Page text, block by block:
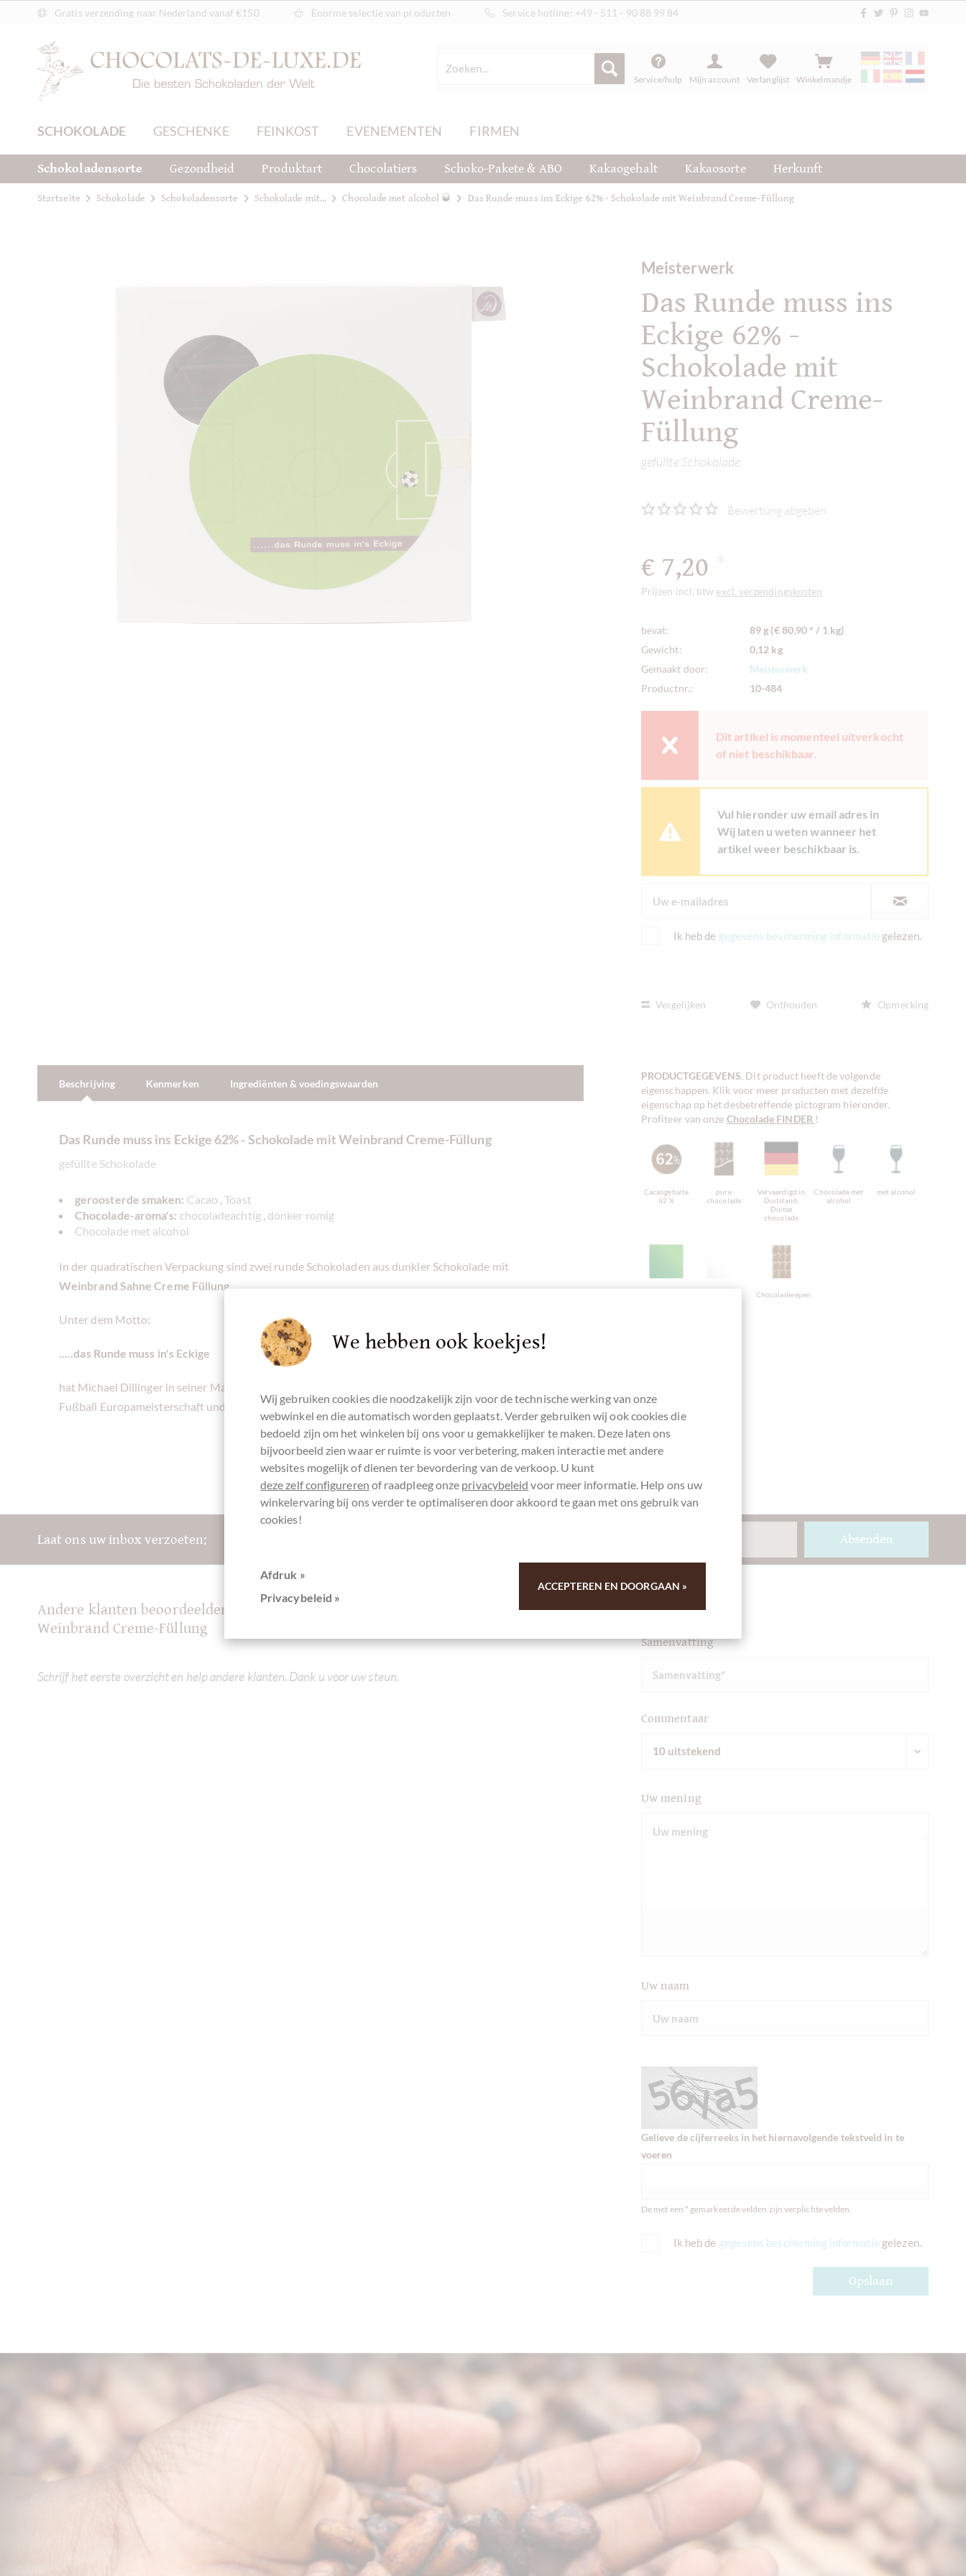
Gratis verzending naar Nederland vanaf €150 Enorme selectie van producten Service hotline: +49 - 511 - 90 88 99 84
Service/hulp Mijn account Verlanglijst Winkelmandje
SCHOKOLADE GESCHENKE FEINKOST EVENEMENTEN FIRMEN
Schokoladensorte Gezondheid Produktart Chocolatiers Schoko-Pakete & ABO Kakaogehalt Kakaosorte Herkunft
Startseite Schokolade Schokoladensorte Schokolade mit... Chocolade met alcohol 🥃 Das Runde muss ins Eckige 62% - Schokolade mit Weinbrand Creme-Füllung
Meisterwerk
Das Runde muss ins
Eckige 62% -
Schokolade mit
Weinbrand Creme-
Füllung
gefüllte Schokolade
Bewertung abgeben
€ 7,20
Prijzen incl. btw excl. verzendingskosten
bevat:
89 g (€ 80,90 * / 1 kg)
Gewicht:
0,12 kg
Gemaakt door:
Meisterwerk
Productnr.:
10-484
Dit artikel is momenteel uitverkocht
of niet beschikbaar.
Vul hieronder uw email adres in
Wij laten u weten wanneer het
artikel weer beschikbaar is.
Ik heb de gegevens bescherming informatie gelezen.
Vergelijken Onthouden Opmerking
Beschrijving Kenmerken Ingrediënten & voedingswaarden
Das Runde muss ins Eckige 62% - Schokolade mit Weinbrand Creme-Füllung
gefüllte Schokolade
geroosterde smaken: Cacao ,Toast
Chocolade-aroma's: chocoladeachtig , donker romig
Chocolade met alcohol
In der quadratischen Verpackung sind zwei runde Schokoladen aus dunkler Schokolade mit
Weinbrand Sahne Creme Füllung.
Unter dem Motto:
.....das Runde muss in's Eckige
hat Michael Dillinger in seiner Manufaktur in Landsberg am Lech die gefüllten Schokoladen für die
Fußball Europameisterschaft und alle Fußballfans kreiert.
PRODUCTGEGEVENS. Dit product heeft de volgende
eigenschappen. Klik voor meer producten met dezelfde
eigenschap op het desbetreffende pictogram hieronder.
Profiteer van onze Chocolade FINDER !
Cacaogehalte
62 %
pure
chocolade
Vervaardigd in
Duitsland,
Duitse
chocolade
Chocolade met
alcohol
met alcohol
Chocoladerepen
Laat ons uw inbox verzoeten: Absenden
Andere klanten beoordeelden Das Runde muss ins Eckige 62% - Schokolade mit
Weinbrand Creme-Füllung
Schrijf het eerste overzicht en help andere klanten. Dank u voor uw steun.
Ihre Meinung
Samenvatting
Commentaar
Uw mening
Uw naam
Gelieve de cijferreeks in het hiernavolgende tekstveld in te
voeren
De met een * gemarkeerde velden zijn verplichte velden.
Ik heb de gegevens bescherming informatie gelezen.
Opslaan
We hebben ook koekjes!
Wij gebruiken cookies die noodzakelijk zijn voor de technische werking van onze
webwinkel en die automatisch worden geplaatst. Verder gebruiken wij ook cookies die
bedoeld zijn om het winkelen bij ons voor u gemakkelijker te maken. Deze laten ons
bijvoorbeeld zien waar er ruimte is voor verbetering, maken interactie met andere
websites mogelijk of dienen ter bevordering van de verkoop. U kunt
deze zelf configureren of raadpleeg onze privacybeleid voor meer informatie. Help ons uw
winkelervaring bij ons verder te optimaliseren door akkoord te gaan met ons gebruik van
cookies!
Afdruk »
Privacybeleid »
ACCEPTEREN EN DOORGAAN »